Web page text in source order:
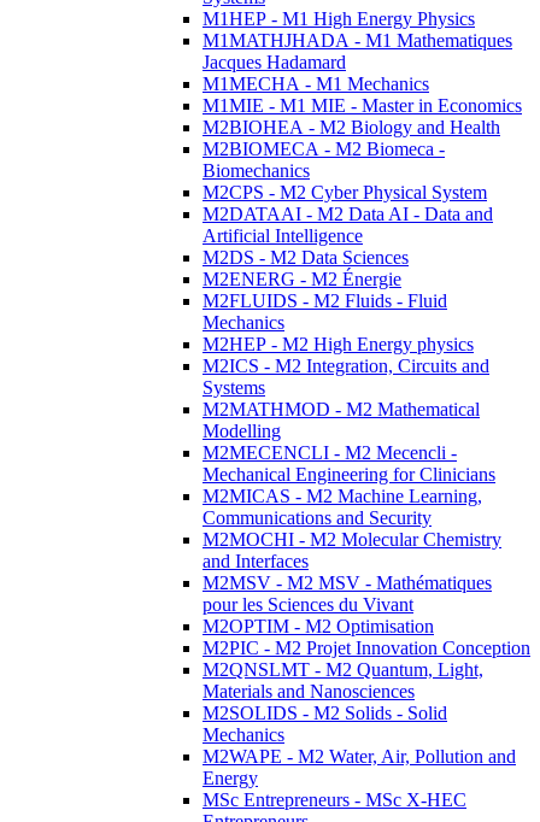
M1HEP - M1 High Energy Physics
M1MATHJHADA - M1 Mathematiques
Jacques Hadamard
M1MECHA - M1 Mechanics
M1MIE - M1 MIE - Master in Economics
M2BIOHEA - M2 Biology and Health
M2BIOMECA - M2 Biomeca -
Biomechanics
M2CPS - M2 Cyber Physical System
M2DATAAI - M2 Data AI - Data and
Artificial Intelligence
M2DS - M2 Data Sciences
M2ENERG - M2 Énergie
M2FLUIDS - M2 Fluids - Fluid
Mechanics
M2HEP - M2 High Energy physics
M2ICS - M2 Integration, Circuits and
Systems
M2MATHMOD - M2 Mathematical
Modelling
M2MECENCLI - M2 Mecencli -
Mechanical Engineering for Clinicians
M2MICAS - M2 Machine Learning,
Communications and Security
M2MOCHI - M2 Molecular Chemistry
and Interfaces
M2MSV - M2 MSV - Mathématiques
pour les Sciences du Vivant
M2OPTIM - M2 Optimisation
M2PIC - M2 Projet Innovation Conception
M2QNSLMT - M2 Quantum, Light,
Materials and Nanosciences
M2SOLIDS - M2 Solids - Solid
Mechanics
M2WAPE - M2 Water, Air, Pollution and
Energy
MSc Entrepreneurs - MSc X-HEC